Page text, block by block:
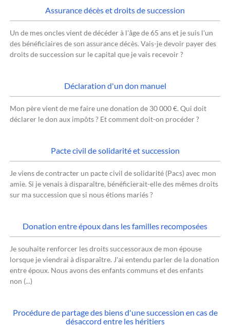
Assurance décès et droits de succession
Un de mes oncles vient de décéder à l'âge de 65 ans et je suis l'un
des bénéficiaires de son assurance décès. Vais-je devoir payer des
droits de succession sur le capital que je vais recevoir ?
Déclaration d'un don manuel
Mon père vient de me faire une donation de 30 000 €. Qui doit
déclarer le don aux impôts ? Et comment doit-on procéder ?
Pacte civil de solidarité et succession
Je viens de contracter un pacte civil de solidarité (Pacs) avec mon
amie. Si je venais à disparaître, bénéficierait-elle des mêmes droits
sur ma succession que si nous étions mariés ?
Donation entre époux dans les familles recomposées
Je souhaite renforcer les droits successoraux de mon épouse
lorsque je viendrai à disparaître. J'ai entendu parler de la donation
entre époux. Nous avons des enfants communs et des enfants
non (...)
Procédure de partage des biens d'une succession en cas de
désaccord entre les héritiers